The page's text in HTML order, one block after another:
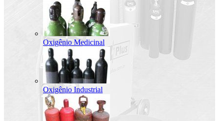
Oxigênio Medicinal
Oxigênio Industrial